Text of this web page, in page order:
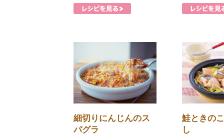
細切りにんじんのス
パグラ
鮭ときの
し